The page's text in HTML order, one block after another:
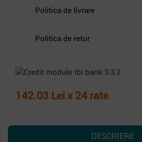
Politica de livrare
Politica de retur
142.03 Lei x 24 rate
DESCRIERE